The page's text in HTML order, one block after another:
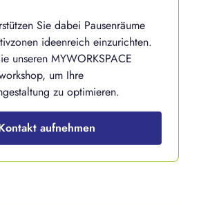
Sie dabei Pausenräume
ideenreich einzurichten.
unseren MYWORKSPACE
um Ihre
zu optimieren.
aufnehmen